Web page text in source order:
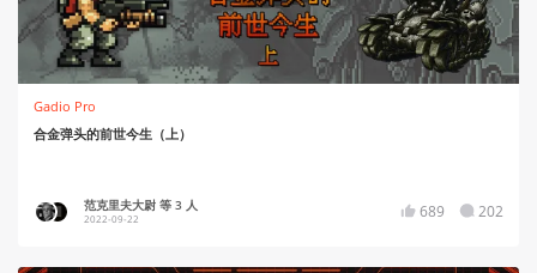
Gadio Pro
合金弹头的前世今生（上）
范克里夫大尉 等 3 人
2022-09-22 689 202